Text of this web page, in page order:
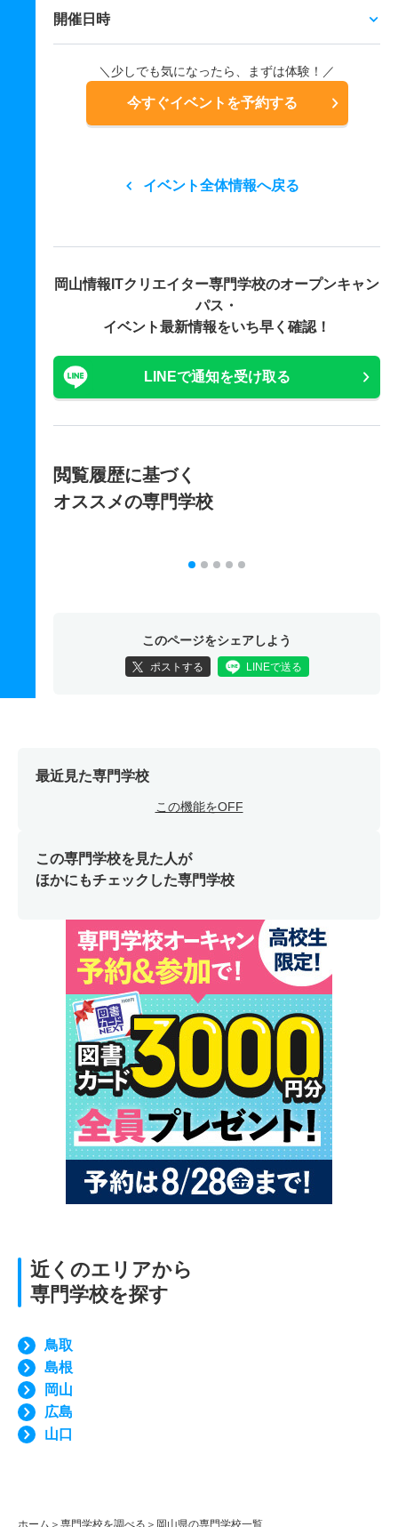
開催日時
＼少しでも気になったら、まずは体験！／
今すぐイベントを予約する
イベント全体情報へ戻る
岡山情報ITクリエイター専門学校のオープンキャン
パス・
イベント最新情報をいち早く確認！
LINEで通知を受け取る
閲覧履歴に基づく
オススメの専門学校
このページをシェアしよう
ポストする LINEで送る
最近見た専門学校
この機能をOFF
この専門学校を見た人が
ほかにもチェックした専門学校
近くのエリアから
専門学校を探す
鳥取
島根
岡山
広島
山口
ホーム 専門学校を調べる
岡山県の専門学校一覧